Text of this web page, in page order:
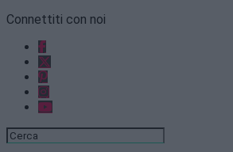
Connettiti con noi